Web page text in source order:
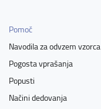
Pomoč
Navodila za odvzem vzorca
Pogosta vprašanja
Popusti
Načini dedovanja